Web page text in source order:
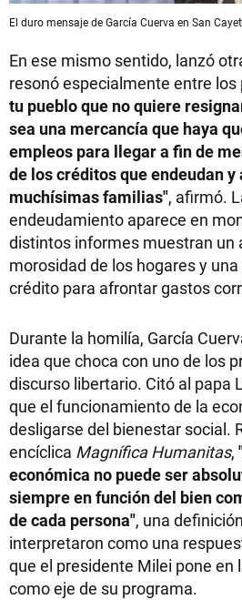
El duro mensaje de García Cuerva en San
En ese mismo sentido, lanzó
resonó especialmente entre los
tu pueblo que no quiere
sea una mercancía que haya
empleos para llegar a fin de
de los créditos que endeudan y
muchísimas familias", afirmó.
endeudamiento aparece en
distintos informes muestran un
morosidad de los hogares y
crédito para afrontar gastos
Durante la homilía, García
idea que choca con uno de los
discurso libertario. Citó al papa
que el funcionamiento de la
desligarse del bienestar social.
encíclica Magnífica Humanitas,
económica no puede ser
siempre en función del bien
de cada persona", una
interpretaron como una
que el presidente Milei pone en
como eje de su programa.